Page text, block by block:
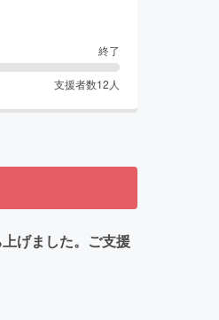
終了
支援者数12 人
げました。ご支援